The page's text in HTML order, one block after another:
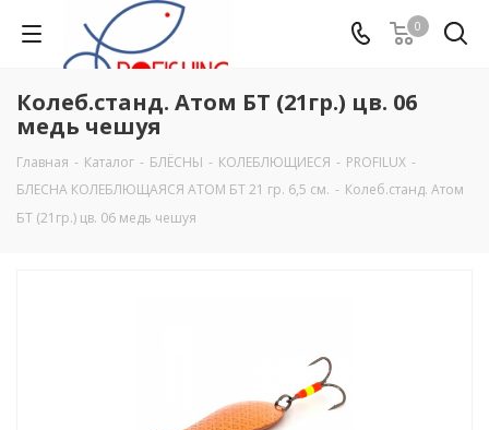
0
Колеб.станд. Атом БТ (21гр.) цв. 06
медь чешуя
Главная - Каталог - БЛЁСНЫ - КОЛЕБЛЮЩИЕСЯ - PROFILUX -
БЛЕСНА КОЛЕБЛЮЩАЯСЯ АТОМ БТ 21 гр. 6,5 см. - Колеб.станд. Атом
БТ (21гр.) цв. 06 медь чешуя